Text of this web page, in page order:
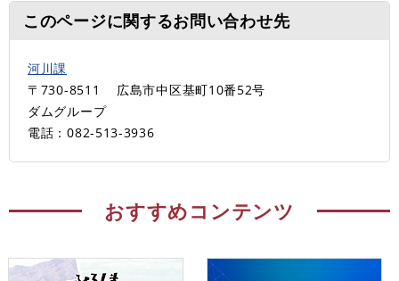
このページに関するお問い合わせ先
河川課
〒730-8511
広島市中区基町10番52号
ダムグループ
電話：082-513-3936
おすすめコンテンツ